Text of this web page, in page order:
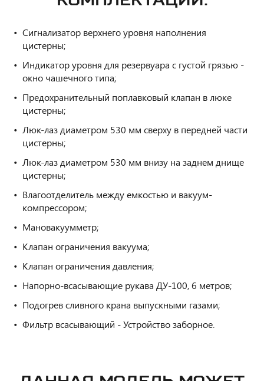
Сигнализатор верхнего уровня наполнения
цистерны;
Индикатор уровня для резервуара с густой грязью -
окно чашечного типа;
Предохранительный поплавковый клапан в люке
цистерны;
Люк-лаз диаметром 530 мм сверху в передней части
цистерны;
Люк-лаз диаметром 530 мм внизу на заднем днище
цистерны;
Влагоотделитель между емкостью и вакуум-
компрессором;
Мановакуумметр;
Клапан ограничения вакуума;
Клапан ограничения давления;
Напорно-всасывающие рукава ДУ-100, 6 метров;
Подогрев сливного крана выпускными газами;
Фильтр всасывающий - Устройство заборное.